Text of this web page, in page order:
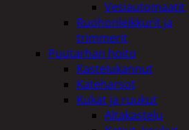
Vesiautomaatit
Ruohonleikkurit ja
trimmerit
Puutarhan hoito
Kastelukannut
Kateharsot
Kukat ja ruukut
Altakastelu